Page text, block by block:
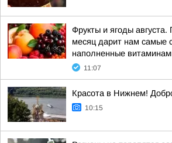
Фрукты и ягоды
месяц дарит нам самые
наполненные
11:07
Красота в Нижнем!
10:15